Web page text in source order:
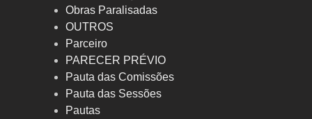
Obras Paralisadas
OUTROS
Parceiro
PARECER PRÉVIO
Pauta das Comissões
Pauta das Sessões
Pautas